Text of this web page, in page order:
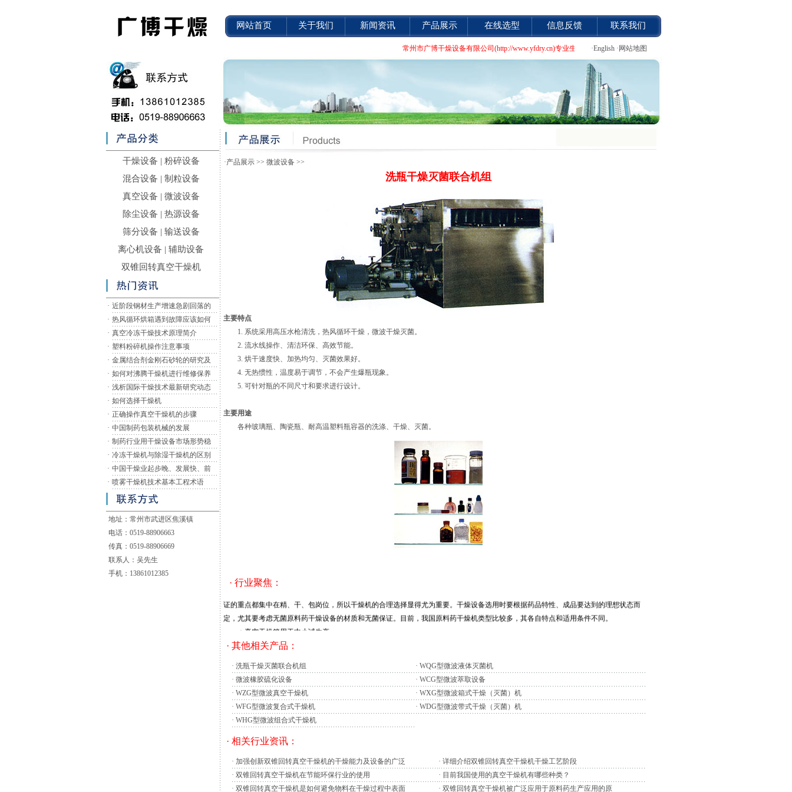
网站首页 关于我们 新闻资讯 产品展示 在线选型 信息反馈 联系我们
常州市广博干燥设备有限公司(http://www.yfdry.cn)专业生产实验室专用小型电加热双锥回转真空干燥机,喷雾干燥机,热风循环
·English· 网站地图
干燥设备 | 粉碎设备
混合设备 | 制粒设备
真空设备 | 微波设备
除尘设备 | 热源设备
筛分设备 | 输送设备
离心机设备 | 辅助设备
双锥回转真空干燥机
· 近阶段钢材生产增速急剧回落的
· 热风循环烘箱遇到故障应该如何
· 真空冷冻干燥技术原理简介
· 塑料粉碎机操作注意事项
· 金属结合剂金刚石砂轮的研究及
· 如何对沸腾干燥机进行维修保养
· 浅析国际干燥技术最新研究动态
· 如何选择干燥机
· 正确操作真空干燥机的步骤
· 中国制药包装机械的发展
· 制药行业用干燥设备市场形势稳
· 冷冻干燥机与除湿干燥机的区别
· 中国干燥业起步晚、发展快、前
· 喷雾干燥机技术基本工程术语
地址：常州市武进区焦溪镇
电话：0519-88906663
传真：0519-88906669
联系人：吴先生
手机：13861012385
·产品展示 >> 微波设备 >>
洗瓶干燥灭菌联合机组
主要特点
1. 系统采用高压水枪清洗，热风循环干燥，微波干燥灭菌。
2. 流水线操作、清洁环保、高效节能。
3. 烘干速度快、加热均匀、灭菌效果好。
4. 无热惯性，温度易于调节，不会产生爆瓶现象。
5. 可针对瓶的不同尺寸和要求进行设计。
主要用途
各种玻璃瓶、陶瓷瓶、耐高温塑料瓶容器的洗涤、干燥、灭菌。
· 行业聚焦：
近年来，各原料药进口国对我国制药企业的生产过程提出了更高的要求，因此各种认证迅速在制药行业展开。对原料药来说，这些认
证的重点都集中在精、干、包岗位，所以干燥机的合理选择显得尤为重要。干燥设备选用时要根据药品特性、成品要达到的理想状态而
定，尤其要考虑无菌原料药干燥设备的材质和无菌保证。目前，我国原料药干燥机类型比较多，其各自特点和适用条件不同。
▲真空干燥箱用于中小试生产
真空干燥箱为较古老的干燥装置，箱内被加热板分成若干层。加热板中通入热水或低压蒸汽作为加热介质，将铺有待干燥药品的料盘
Pivoan在累积了1500多次遍布各种应用领域的安装经验之后，根据目前PET市场要求在能源的使用上提供创新性解决方案的趋势，已经开
发出了独特的PET加工理念。
这个智能化专利能源管理工具包（简称EMK）PET干燥系统可以根据生产线的实际吞吐量自动调节干燥过程，控制诸如干燥气流、加热
空气所需的能量、物料在料斗中的停留时间、需要的冷却水量等一系列干燥参数，确保不产生废能，干燥机使用的能量只是按需而取。
如果生产线只开到最大产能的60%，在保证工艺产品技术水平不断提升
根据市场反馈显示，我国化工行业期待干燥设备制造业按照高品质、低能耗、环保型的要求调整产品结构。干燥设备行业内的专家指
出，要达到这一要求，就必须进一步加强基础研究，同时在应用研发方面，既要注重国际间的交流与合作，又要注重知识产权的保护；既
要注重新技术、新应用领域的开发，又要注重传统工艺和传统应用领域的革新与创新。这也是我国 干燥设备行业做大做强的必由之路。
· 其他相关产品：
· 洗瓶干燥灭菌联合机组 · WQG型微波液体灭菌机
· 微波橡胶硫化设备 · WCG型微波萃取设备
· WZG型微波真空干燥机 · WXG型微波箱式干燥（灭菌）机
· WFG型微波复合式干燥机 · WDG型微波带式干燥（灭菌）机
· WHG型微波组合式干燥机
· 相关行业资讯：
· 加强创新双锥回转真空干燥机的干燥能力及设备的广泛 · 详细介绍双锥回转真空干燥机干燥工艺阶段
· 双锥回转真空干燥机在节能环保行业的使用 · 目前我国使用的真空干燥机有哪些种类？
· 双锥回转真空干燥机是如何避免物料在干燥过程中表面 · 双锥回转真空干燥机被广泛应用于原料药生产应用的原